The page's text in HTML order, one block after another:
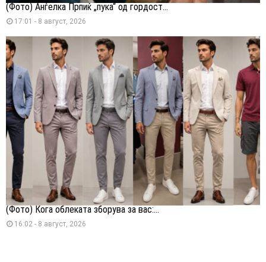
(Фото) Анѓелка Прпиќ „пука“ од гордост...
17:01 - 8 август, 2026
(Фото) Кога облеката зборува за вас:...
16:02 - 8 август, 2026